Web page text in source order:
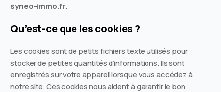
syneo-immo.fr.
Qu’est-ce que les cookies ?
Les cookies sont de petits fichiers texte utilisés pour
stocker de petites quantités d’informations. Ils sont
enregistrés sur votre appareil lorsque vous accédez à
notre site. Ces cookies nous aident à garantir le bon